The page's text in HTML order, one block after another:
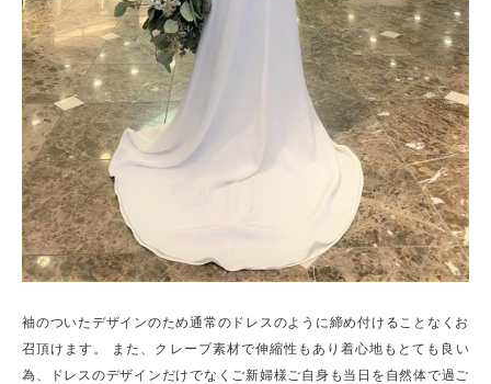
袖のついたデザインのため通常のドレスのように締め付けることなくお
召頂けます。 また、クレープ素材で伸縮性もあり着心地もとても良い
為、ドレスのデザインだけでなくご新婦様ご自身も当日を自然体で過ご